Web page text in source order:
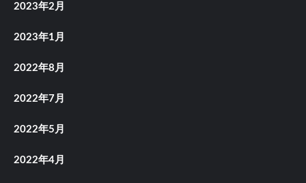
2023年2月
2023年1月
2022年8月
2022年7月
2022年5月
2022年4月